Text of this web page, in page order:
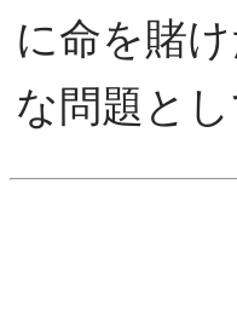
に命を賭
な問題と